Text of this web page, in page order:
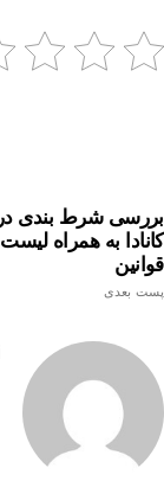
بررسی شرط بندی در
کانادا به همراه لیست
قوانین
پست بعدی